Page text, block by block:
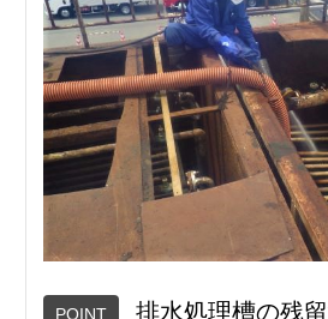
排水処理槽の残